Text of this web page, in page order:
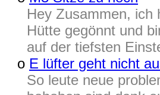
Hey Zusammen, ich
Hütte gegönnt und
auf der tiefsten
o E lüfter geht nicht
So leute neue